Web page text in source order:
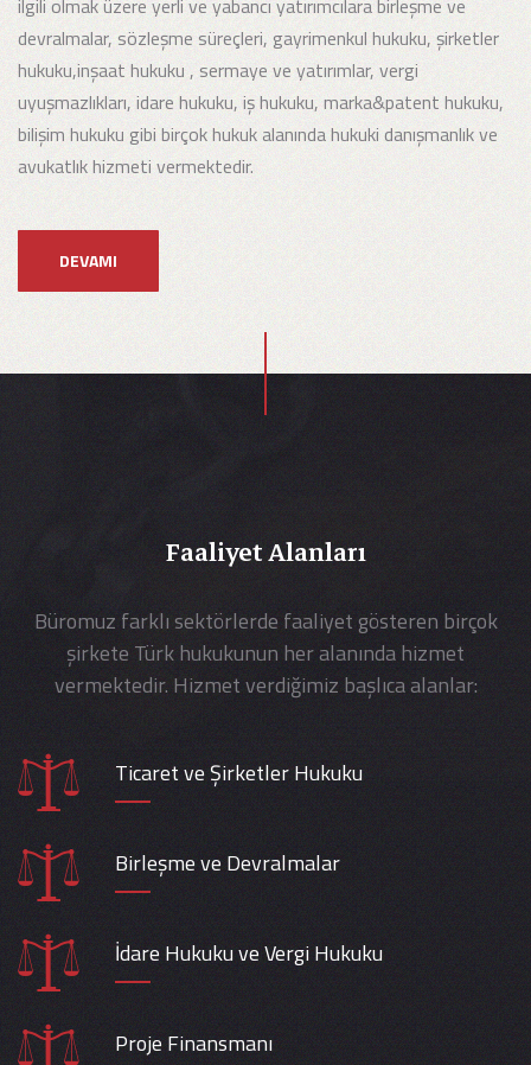
ilgili olmak üzere yerli ve yabancı yatırımcılara birleşme ve
devralmalar, sözleşme süreçleri, gayrimenkul hukuku, şirketler
hukuku,inşaat hukuku , sermaye ve yatırımlar, vergi
uyuşmazlıkları, idare hukuku, iş hukuku, marka&patent hukuku,
bilişim hukuku gibi birçok hukuk alanında hukuki danışmanlık ve
avukatlık hizmeti vermektedir.
DEVAMI
Faaliyet Alanları
Büromuz farklı sektörlerde faaliyet gösteren birçok
şirkete Türk hukukunun her alanında hizmet
vermektedir. Hizmet verdiğimiz başlıca alanlar:
Ticaret ve Şirketler Hukuku
Birleşme ve Devralmalar
İdare Hukuku ve Vergi Hukuku
Proje Finansmanı